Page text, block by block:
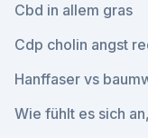
Cbd in allem gras
Cdp cholin angst
Hanffaser vs
Wie fühlt es sich